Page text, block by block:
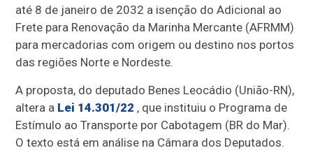
até 8 de janeiro de 2032 a isenção do Adicional ao
Frete para Renovação da Marinha Mercante (AFRMM)
para mercadorias com origem ou destino nos portos
das regiões Norte e Nordeste.
A proposta, do deputado Benes Leocádio (União-RN),
altera a Lei 14.301/22 , que instituiu o Programa de
Estímulo ao Transporte por Cabotagem (BR do Mar).
O texto está em análise na Câmara dos Deputados.